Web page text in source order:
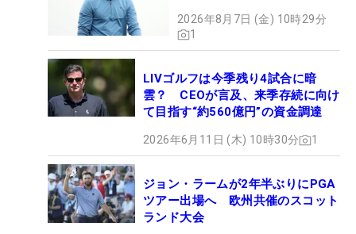
2026年8月7日 (金) 10時29分
1
LIVゴルフは今季残り4試合に暗
雲？ CEOが言及、来季存続に向け
て目指す“約560億円”の資金調達
2026年6月11日 (木) 10時30分 1
ジョン・ラームが2年半ぶりにPGA
ツアー出場へ 欧州共催のスコット
ランド大会